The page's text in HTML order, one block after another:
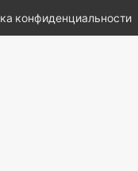
конфиденциальности